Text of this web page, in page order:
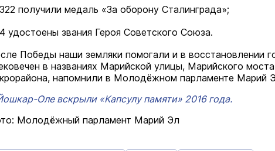
322 получили медаль «За оборону Сталинграда»;
4 удостоены звания Героя Советского Союза.
Победы наши земляки помогали и в восстановлении
в названиях Марийской улицы, Марийского
напомнили в Молодёжном парламенте Марий
Оле вскрыли «Капсулу памяти» 2016 года.
Молодёжный парламент Марий Эл